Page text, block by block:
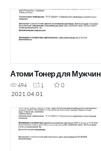
Атоми Тонер для Мужчин
494 1
0
2021.04.01